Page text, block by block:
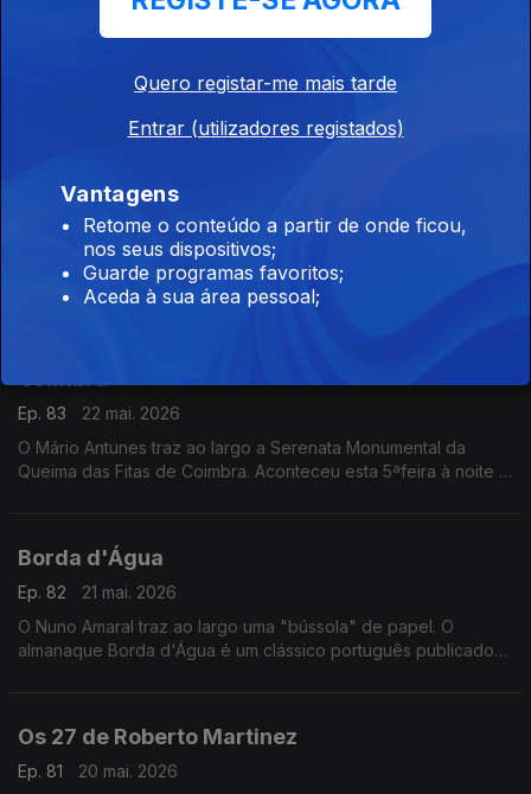
O Mário Antunes traz ao largo as mais de 800 fachadas de
Ofícios reúne no "Azulejo & Cidade" especialistas para uma
Vitória do Torreense devolve emoção e
Ep. 84
25 mai. 2026
O Mário Antunes traz ao largo emoções e "recompensas"
coletivas. O Torreense ganhou a Taça de Portugal. Foi ao
Jamor vencer o Sporting e no regresso a casa encontrou a
cidade do carnaval vestida de azul e grená.
Ep. 83
22 mai. 2026
O Mário Antunes traz ao largo a Serenata Monumental da
Queima das Fitas de Coimbra. Aconteceu esta 5ªfeira à noite e
Borda d'Água
Ep. 82
21 mai. 2026
O Nuno Amaral traz ao largo uma "bússola" de papel. O
almanaque Borda d'Água é um clássico português publicado
Os 27 de Roberto Martinez
Ep. 81
20 mai. 2026
Quero registar-me mais tarde
Entrar (utilizadores registados)
Vantagens
Retome o conteúdo a partir de onde ficou,
nos seus dispositivos;
Guarde programas favoritos;
Aceda à sua área pessoal;